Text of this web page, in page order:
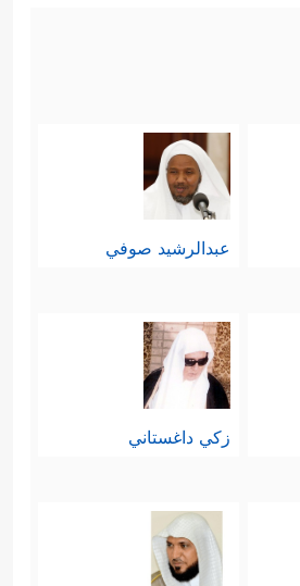
عبدالرشيد صوفي
زكي داغستاني